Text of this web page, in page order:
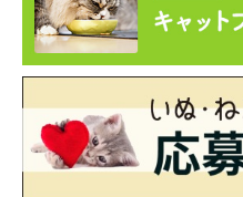
文／ねこのきもちWeb編集室
相談室
※記事と写真に関連性がない